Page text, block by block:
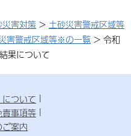
害対策 > 土砂災害警戒区域等
害警戒区域等※の一覧 > 令和
果について
ついて
事項等
案内